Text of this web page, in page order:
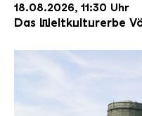
18.08.2026, 11:30 Uhr
Das Weltkulturerbe